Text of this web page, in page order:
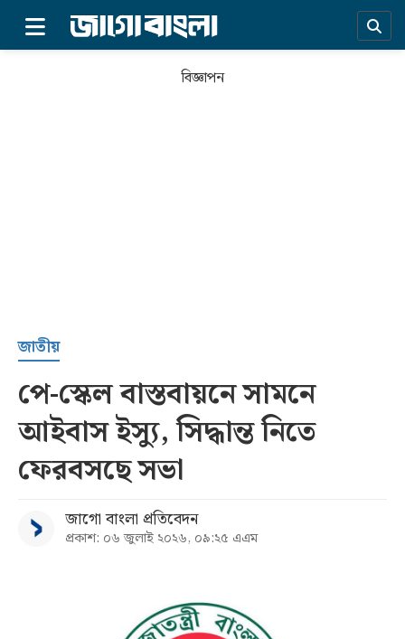
সর্বশেষ
সব
বিভাগ
আর্কাইভ
বিজ্ঞাপন
জাতীয়
পে-স্কেল বাস্তবায়নে সামনে
আইবাস ইস্যু, সিদ্ধান্ত নিতে
ফেরবসছে সভা
জাগো বাংলা প্রতিবেদন
প্রকাশ: ০৬ জুলাই ২০২৬, ০৯:২৫ এএম